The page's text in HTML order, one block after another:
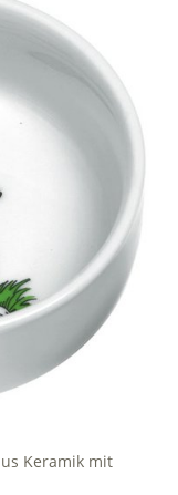
Keramik mit